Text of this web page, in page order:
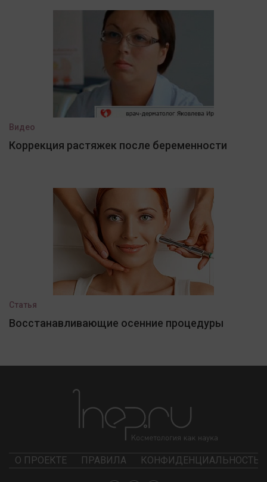
Видео
Коррекция растяжек после беременности
Статья
Восстанавливающие осенние процедуры
О ПРОЕКТЕ ПРАВИЛА КОНФИДЕНЦИАЛЬНОСТЬ